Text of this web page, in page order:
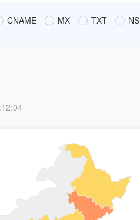
CNAME MX TXT NS